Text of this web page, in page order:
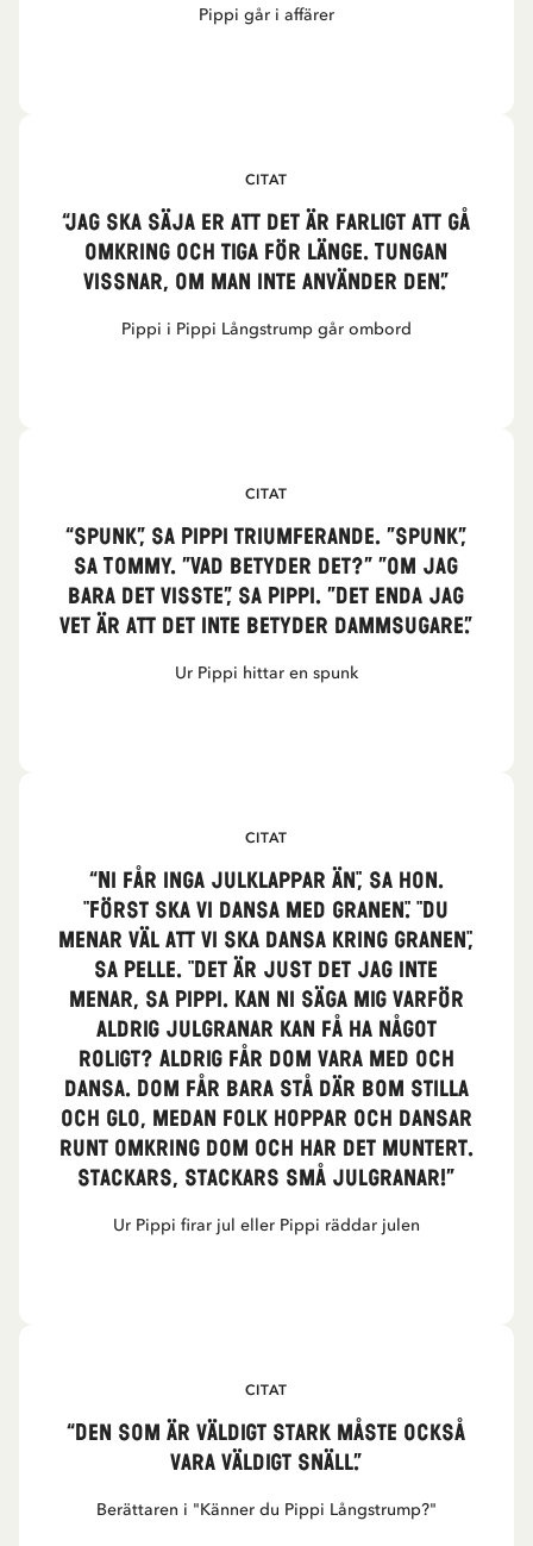
Pippi går i affärer
CITAT
“Jag ska säja er att det är farligt att gå
omkring och tiga för länge. Tungan
vissnar, om man inte använder den.”
Pippi i Pippi Långstrump går ombord
CITAT
“Spunk”, sa Pippi triumferande. ”Spunk”,
sa Tommy. ”Vad betyder det?” ”Om jag
bara det visste”, sa Pippi. ”Det enda jag
vet är att det inte betyder dammsugare.”
Ur Pippi hittar en spunk
CITAT
“Ni får inga julklappar än", sa hon.
"Först ska vi dansa med granen." "Du
menar väl att vi ska dansa kring granen",
sa Pelle. "Det är just det jag inte
menar, sa Pippi. Kan ni säga mig varför
aldrig julgranar kan få ha något
roligt? Aldrig får dom vara med och
dansa. Dom får bara stå där bom stilla
och glo, medan folk hoppar och dansar
runt omkring dom och har det muntert.
Stackars, stackars små julgranar!”
Ur Pippi firar jul eller Pippi räddar julen
CITAT
“Den som är väldigt stark måste också
vara väldigt snäll.”
Berättaren i "Känner du Pippi Långstrump?"